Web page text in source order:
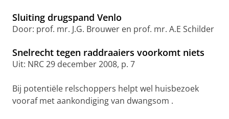
Sluiting drugspand Venlo
Door: prof. mr. J.G. Brouwer en prof. mr. A.E Schilder
Snelrecht tegen raddraaiers voorkomt niets
Uit: NRC 29 december 2008, p. 7
Bij potentiële relschoppers helpt wel huisbezoek
vooraf met aankondiging van dwangsom .